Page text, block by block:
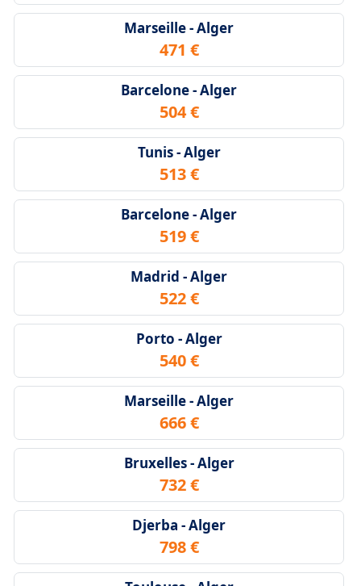
Marseille - Alger
471 €
Barcelone - Alger
504 €
Tunis - Alger
513 €
Barcelone - Alger
519 €
Madrid - Alger
522 €
Porto - Alger
540 €
Marseille - Alger
666 €
Bruxelles - Alger
732 €
Djerba - Alger
798 €